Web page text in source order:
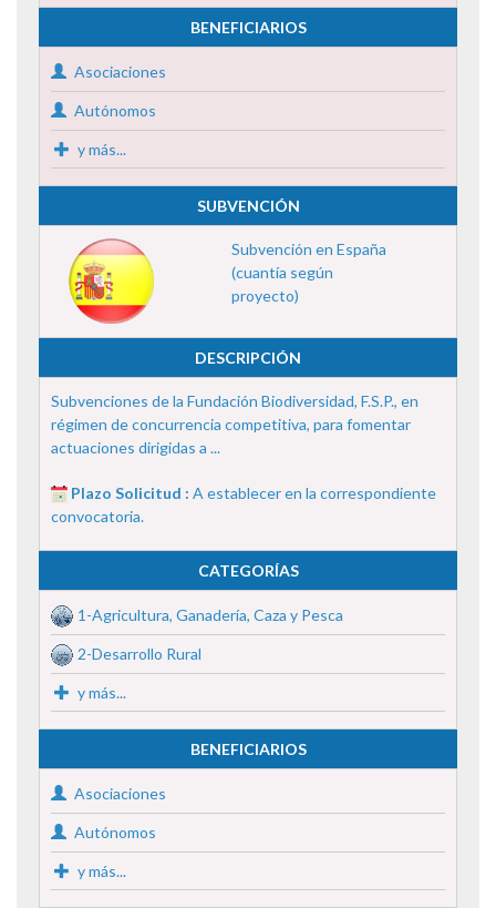
BENEFICIARIOS
Asociaciones
Autónomos
y más...
SUBVENCIÓN
Subvención en España
(cuantía según
proyecto)
DESCRIPCIÓN
Subvenciones de la Fundación Biodiversidad, F.S.P., en
régimen de concurrencia competitiva, para fomentar
actuaciones dirigidas a ...
Plazo Solicitud : A establecer en la correspondiente
convocatoria.
CATEGORÍAS
1-Agricultura, Ganadería, Caza y Pesca
2-Desarrollo Rural
y más...
BENEFICIARIOS
Asociaciones
Autónomos
y más...